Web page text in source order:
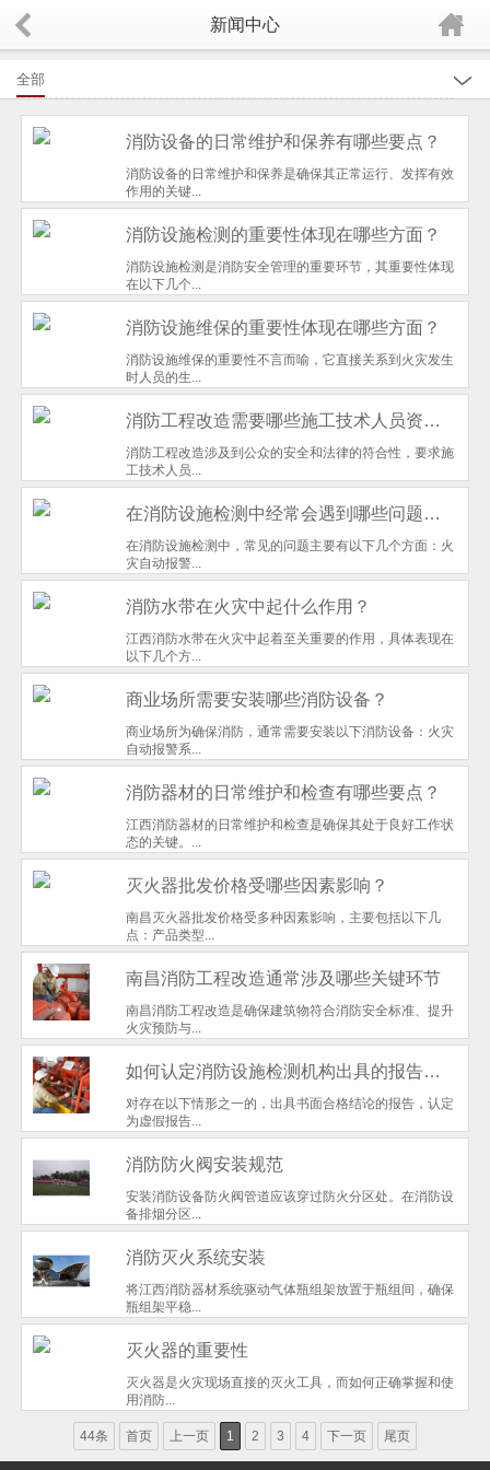
新闻中心
全部
行业新闻
消防设备的日常维护和保养有哪些要点？
消防设备的日常维护和保养是确保其正常运行、发挥有效
作用的关键...
消防设施检测的重要性体现在哪些方面？
消防设施检测是消防安全管理的重要环节，其重要性体现
在以下几个...
消防设施维保的重要性体现在哪些方面？
消防设施维保的重要性不言而喻，它直接关系到火灾发生
时人员的生...
消防工程改造需要哪些施工技术人员资格认证？
消防工程改造涉及到公众的安全和法律的符合性，要求施
工技术人员...
在消防设施检测中经常会遇到哪些问题呢？有没有什么解决方法？
在消防设施检测中，常见的问题主要有以下几个方面：火
灾自动报警...
消防水带在火灾中起什么作用？
江西消防水带在火灾中起着至关重要的作用，具体表现在
以下几个方...
商业场所需要安装哪些消防设备？
商业场所为确保消防，通常需要安装以下消防设备：火灾
自动报警系...
消防器材的日常维护和检查有哪些要点？
江西消防器材的日常维护和检查是确保其处于良好工作状
态的关键。...
灭火器批发价格受哪些因素影响？
南昌灭火器批发价格受多种因素影响，主要包括以下几
点：产品类型...
南昌消防工程改造通常涉及哪些关键环节
南昌消防工程改造是确保建筑物符合消防安全标准、提升
火灾预防与...
如何认定消防设施检测机构出具的报告为虚假或失实报告？
对存在以下情形之一的，出具书面合格结论的报告，认定
为虚假报告...
消防防火阀安装规范
安装消防设备防火阀管道应该穿过防火分区处。在消防设
备排烟分区...
消防灭火系统安装
将江西消防器材系统驱动气体瓶组架放置于瓶组间，确保
瓶组架平稳...
灭火器的重要性
灭火器是火灾现场直接的灭火工具，而如何正确掌握和使
用消防...
44条 首页 上一页 1 2 3 4 下一页 尾页